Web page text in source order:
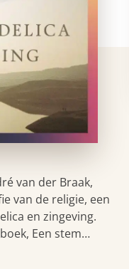
van der Braak,
van de religie, een
en zingeving.
Een stem…